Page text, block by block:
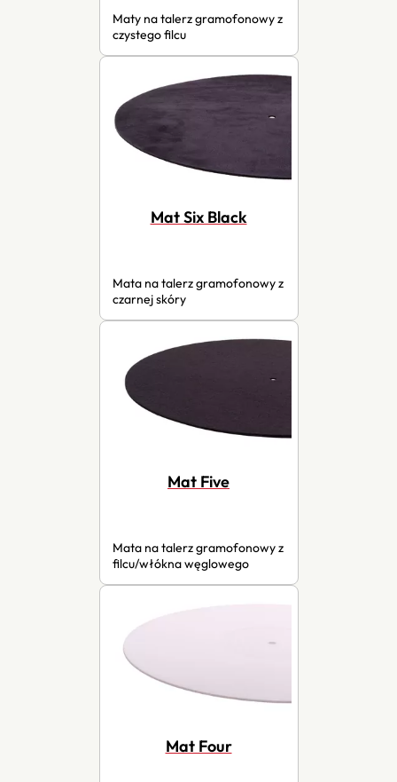
Maty na talerz gramofonowy z
czystego filcu
Mat Six Black
Mata na talerz gramofonowy z
czarnej skóry
Mat Five
Mata na talerz gramofonowy z
filcu/włókna węglowego
Mat Four